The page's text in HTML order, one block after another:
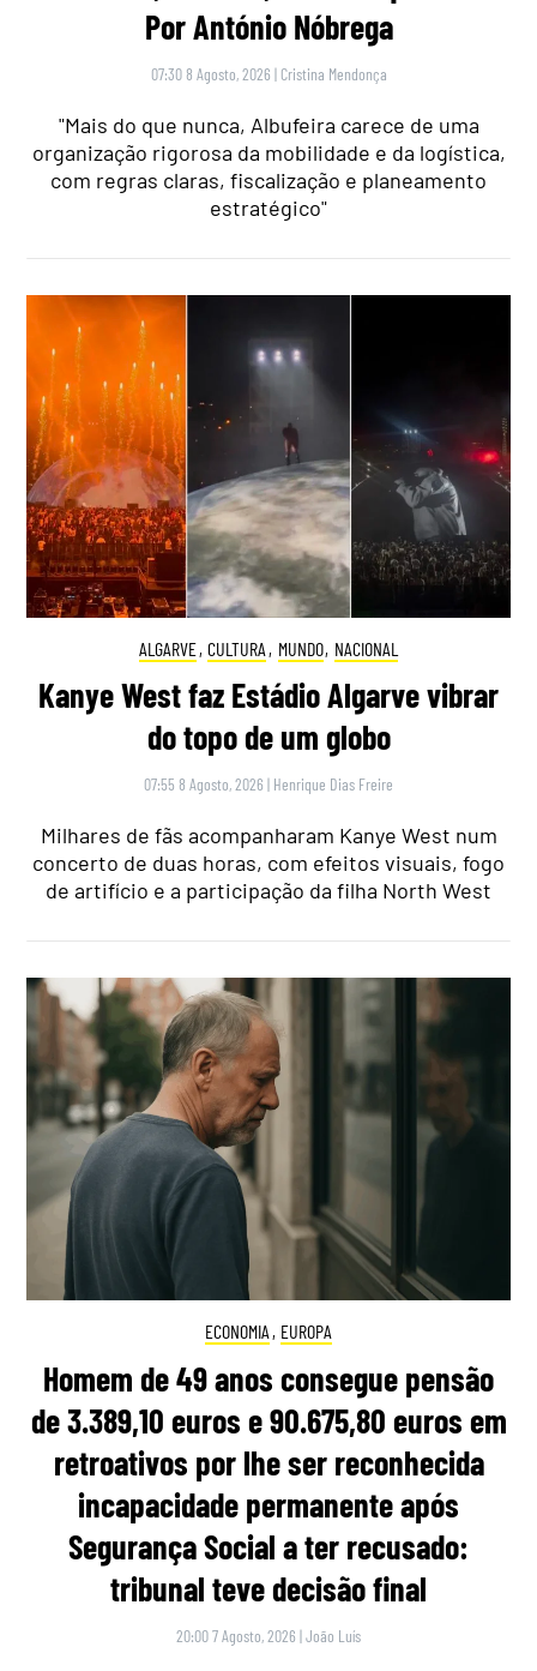
Por António Nóbrega
07:30 8 Agosto, 2026 | Cristina Mendonça
"Mais do que nunca, Albufeira carece de uma
organização rigorosa da mobilidade e da logística,
com regras claras, fiscalização e planeamento
estratégico"
ALGARVE, CULTURA , MUNDO, NACIONAL
Kanye West faz Estádio Algarve vibrar
do topo de um globo
07:55 8 Agosto, 2026 | Henrique Dias Freire
Milhares de fãs acompanharam Kanye West num
concerto de duas horas, com efeitos visuais, fogo
de artifício e a participação da filha North West
ECONOMIA , EUROPA
Homem de 49 anos consegue pensão
de 3.389,10 euros e 90.675,80 euros em
retroativos por lhe ser reconhecida
incapacidade permanente após
Segurança Social a ter recusado:
tribunal teve decisão final
20:00 7 Agosto, 2026 |João Luís